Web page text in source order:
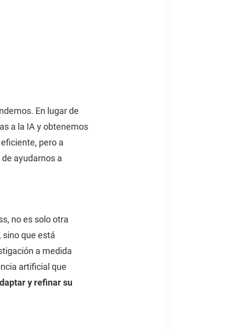
En lugar de
a la IA y obtenemos
pero a
ayudarnos a
no es solo otra
que está
a medida
artificial que
y refinar su